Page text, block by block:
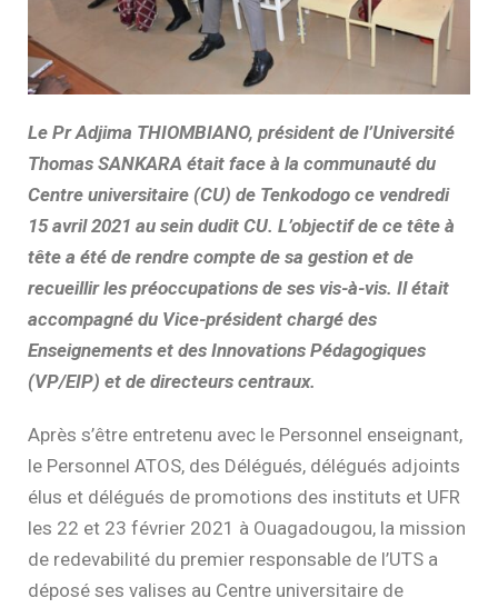
Le Pr Adjima THIOMBIANO, président de l’Université
Thomas SANKARA était face à la communauté du
Centre universitaire (CU) de Tenkodogo ce vendredi
15 avril 2021 au sein dudit CU. L’objectif de ce tête à
tête a été de rendre compte de sa gestion et de
recueillir les préoccupations de ses vis-à-vis. Il était
accompagné du Vice-président chargé des
Enseignements et des Innovations Pédagogiques
(VP/EIP) et de directeurs centraux.
Après s’être entretenu avec le Personnel enseignant,
le Personnel ATOS, des Délégués, délégués adjoints
élus et délégués de promotions des instituts et UFR
les 22 et 23 février 2021 à Ouagadougou, la mission
de redevabilité du premier responsable de l’UTS a
déposé ses valises au Centre universitaire de